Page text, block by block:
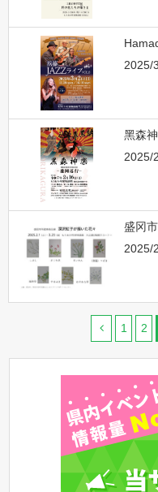
2025/
黑森
2025/
盛冈
2025/
1 2